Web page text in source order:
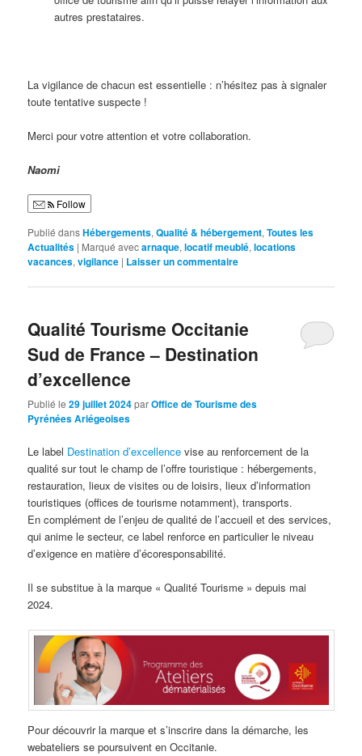
autres prestataires.
La vigilance de chacun est essentielle : n’hésitez pas à signaler
toute tentative suspecte !
Merci pour votre attention et votre collaboration.
Naomi
Follow
Publié dansHébergements,Qualité & hébergement,Toutes les
Actualités | Marqué avecarnaque,locatif meublé,locations
vacances,vigilance | Laisser un commentaire
Qualité Tourisme Occitanie
Sud de France – Destination
d’excellence
Publié le29 juillet 2024parOffice de Tourisme des
Pyrénées Ariégeoises
Le label Destination d’excellence vise au renforcement de la
qualité sur tout le champ de l’offre touristique : hébergements,
restauration, lieux de visites ou de loisirs, lieux d’information
touristiques (offices de tourisme notamment), transports.
En complément de l’enjeu de qualité de l’accueil et des services,
qui anime le secteur, ce label renforce en particulier le niveau
d’exigence en matière d’écoresponsabilité.
Il se substitue à la marque « Qualité Tourisme » depuis mai
2024.
Pour découvrir la marque et s’inscrire dans la démarche, les
webateliers se poursuivent en Occitanie.